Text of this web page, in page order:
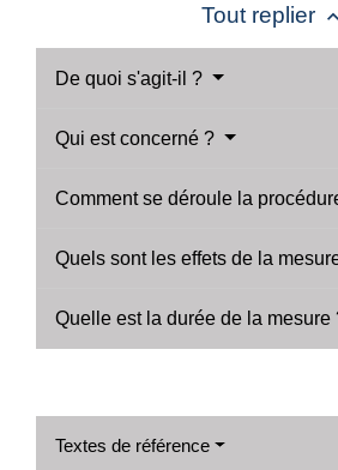
Tout replier keyboard_arrow_up
De quoi s'agit-il ?
Qui est concerné ?
Comment se déroule la
Quels sont les effets de la
Quelle est la durée de la mesure
Textes de référence